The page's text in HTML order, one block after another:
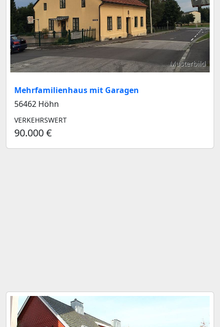
Musterbild
Mehrfamilienhaus mit Garagen
56462 Höhn
VERKEHRSWERT
90.000 €